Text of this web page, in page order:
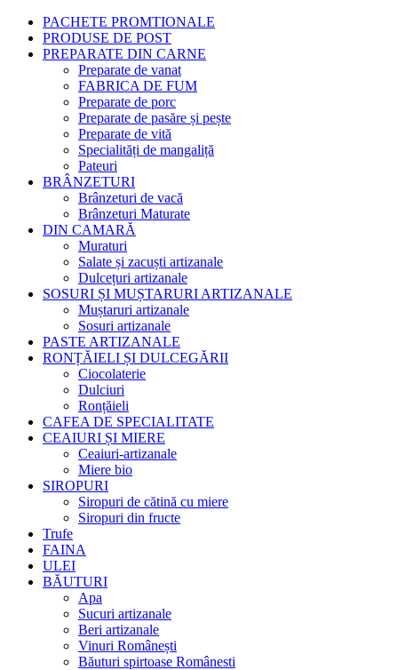
PACHETE PROMTIONALE
PRODUSE DE POST
PREPARATE DIN CARNE
Preparate de vanat
FABRICA DE FUM
Preparate de porc
Preparate de pasăre și pește
Preparate de vită
Specialități de mangaliță
Pateuri
BRÂNZETURI
Brânzeturi de vacă
Brânzeturi Maturate
DIN CAMARĂ
Muraturi
Salate și zacuști artizanale
Dulcețuri artizanale
SOSURI ȘI MUȘTARURI ARTIZANALE
Muștaruri artizanale
Sosuri artizanale
PASTE ARTIZANALE
RONȚĂIELI ȘI DULCEGĂRII
Ciocolaterie
Dulciuri
Ronțăieli
CAFEA DE SPECIALITATE
CEAIURI ȘI MIERE
Ceaiuri-artizanale
Miere bio
SIROPURI
Siropuri de cătină cu miere
Siropuri din fructe
Trufe
FAINA
ULEI
BĂUTURI
Apa
Sucuri artizanale
Beri artizanale
Vinuri Românești
Băuturi spirtoase Românesti